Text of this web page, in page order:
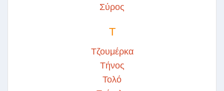
Σύρος
Τ
Τζουμέρκα
Τήνος
Τολό